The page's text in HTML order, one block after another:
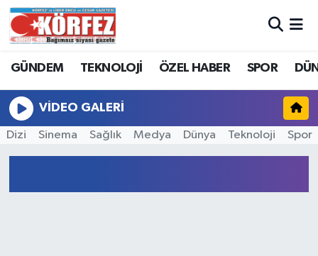
GÜNDEM TEKNOLOJİ ÖZEL HABER SPOR
VIDEO GALERI
Dizi Sinema Sağlık Medya Dünya Teknoloji Spor
Trafik Durumu
Süper Lig Puan Durumu ve Fikstür